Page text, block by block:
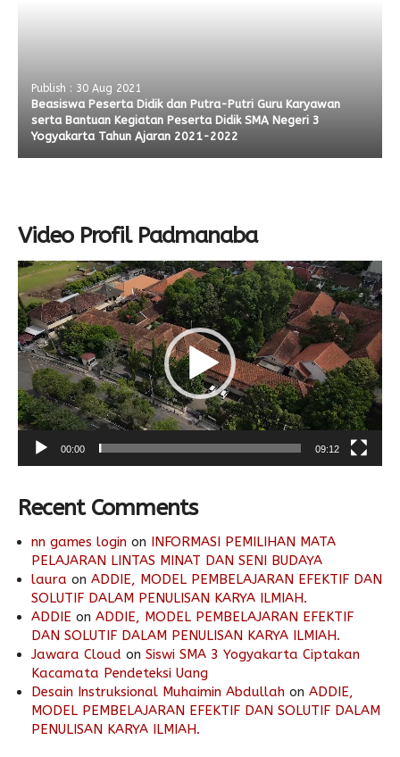
Publish : 30 Aug 2021
Beasiswa Peserta Didik dan Putra-Putri Guru Karyawan
serta Bantuan Kegiatan Peserta Didik SMA Negeri 3
Yogyakarta Tahun Ajaran 2021-2022
Video Profil Padmanaba
Video
Player
00:00 09:12
Recent Comments
nn games login on INFORMASI PEMILIHAN MATA
PELAJARAN LINTAS MINAT DAN SENI BUDAYA
laura on ADDIE, MODEL PEMBELAJARAN EFEKTIF DAN
SOLUTIF DALAM PENULISAN KARYA ILMIAH.
ADDIE on ADDIE, MODEL PEMBELAJARAN EFEKTIF
DAN SOLUTIF DALAM PENULISAN KARYA ILMIAH.
Jawara Cloud on Siswi SMA 3 Yogyakarta Ciptakan
Kacamata Pendeteksi Uang
Desain Instruksional Muhaimin Abdullah on ADDIE,
MODEL PEMBELAJARAN EFEKTIF DAN SOLUTIF DALAM
PENULISAN KARYA ILMIAH.